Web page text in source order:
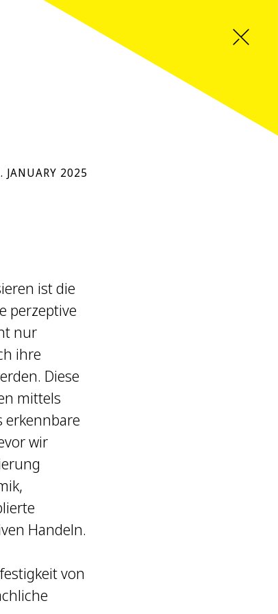
JANUARY 2025
ist die
perzeptive
nur
ihre
Diese
mittels
erkennbare
wir
Handeln.
von